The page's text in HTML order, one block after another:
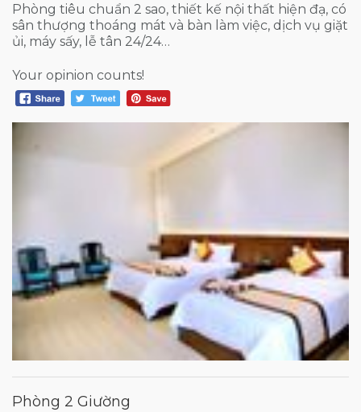
Phòng tiêu chuẩn 2 sao, thiết kế nội thất hiện đạ, có
sân thượng thoáng mát và bàn làm việc, dịch vụ giặt
ủi, máy sấy, lễ tân 24/24…
Your opinion counts!
Phòng 2 Giường